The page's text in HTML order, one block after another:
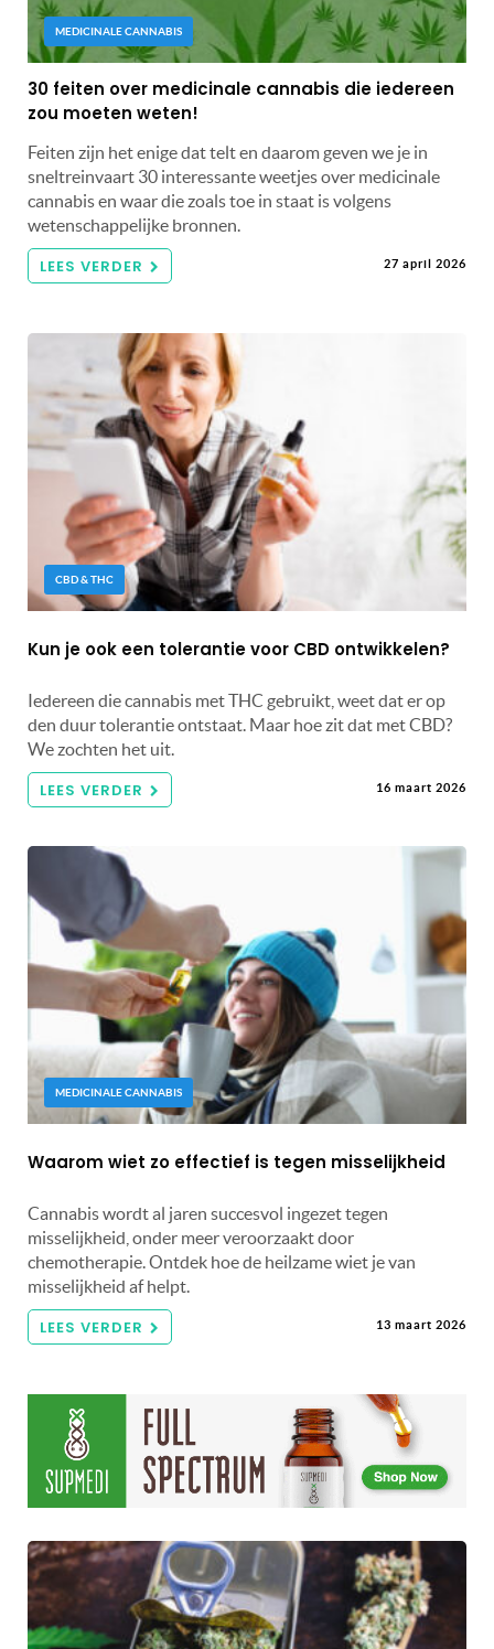
MEDICINALE CANNABIS
30 feiten over medicinale cannabis die iedereen
zou moeten weten!
Feiten zijn het enige dat telt en daarom geven we je in
sneltreinvaart 30 interessante weetjes over medicinale
cannabis en waar die zoals toe in staat is volgens
wetenschappelijke bronnen.
LEES VERDER 27 april 2026
CBD & THC
Kun je ook een tolerantie voor CBD ontwikkelen?
Iedereen die cannabis met THC gebruikt, weet dat er op
den duur tolerantie ontstaat. Maar hoe zit dat met CBD?
We zochten het uit.
LEES VERDER 16 maart 2026
MEDICINALE CANNABIS
Waarom wiet zo effectief is tegen misselijkheid
Cannabis wordt al jaren succesvol ingezet tegen
misselijkheid, onder meer veroorzaakt door
chemotherapie. Ontdek hoe de heilzame wiet je van
misselijkheid af helpt.
LEES VERDER 13 maart 2026